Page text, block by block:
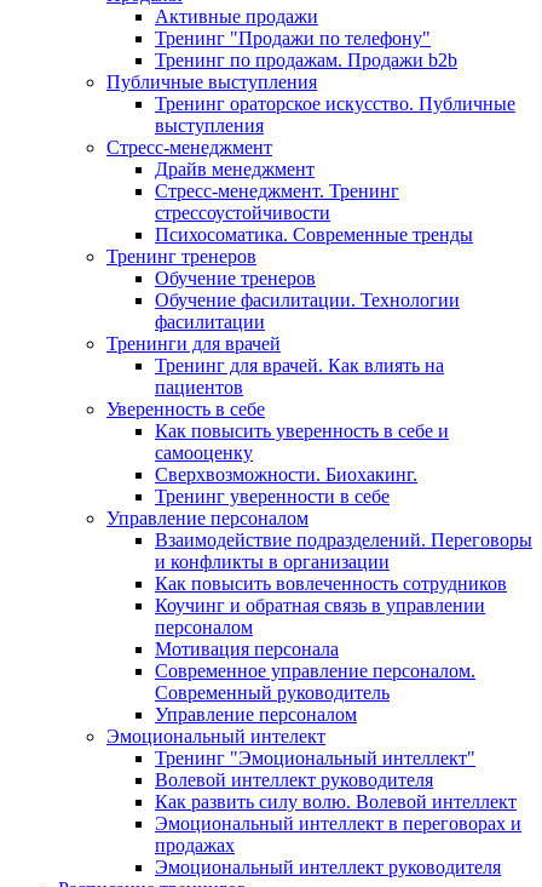
Активные продажи
Тренинг "Продажи по телефону"
Тренинг по продажам. Продажи b2b
Публичные выступления
Тренинг ораторское искусство. Публичные
выступления
Стресс-менеджмент
Драйв менеджмент
Стресс-менеджмент. Тренинг
стрессоустойчивости
Психосоматика. Современные тренды
Тренинг тренеров
Обучение тренеров
Обучение фасилитации. Технологии
фасилитации
Тренинги для врачей
Тренинг для врачей. Как влиять на
пациентов
Уверенность в себе
Как повысить уверенность в себе и
самооценку
Сверхвозможности. Биохакинг.
Тренинг уверенности в себе
Управление персоналом
Взаимодействие подразделений. Переговоры
и конфликты в организации
Как повысить вовлеченность сотрудников
Коучинг и обратная связь в управлении
персоналом
Мотивация персонала
Современное управление персоналом.
Современный руководитель
Управление персоналом
Эмоциональный интелект
Тренинг "Эмоциональный интеллект"
Волевой интеллект руководителя
Как развить силу волю. Волевой интеллект
Эмоциональный интеллект в переговорах и
продажах
Эмоциональный интеллект руководителя